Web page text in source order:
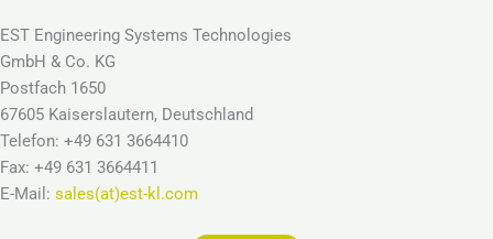
EST Engineering Systems Technologies
GmbH & Co. KG
Postfach 1650
67605 Kaiserslautern, Deutschland
Telefon: +49 631 3664410
Fax: +49 631 3664411
E-Mail: sales(at)est-kl.com